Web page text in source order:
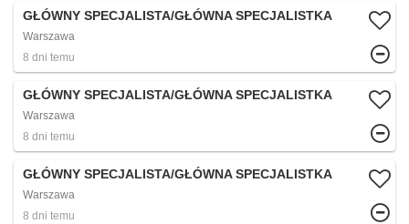
GŁÓWNY SPECJALISTA/GŁÓWNA SPECJALISTKA
Warszawa
8 dni temu
GŁÓWNY SPECJALISTA/GŁÓWNA SPECJALISTKA
Warszawa
8 dni temu
GŁÓWNY SPECJALISTA/GŁÓWNA SPECJALISTKA
Warszawa
8 dni temu